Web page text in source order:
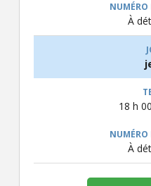
À
18 h
À